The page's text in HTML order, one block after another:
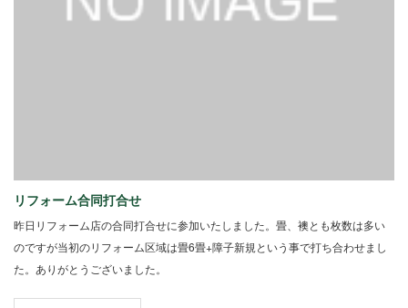
リフォーム合同打合せ
昨日リフォーム店の合同打合せに参加いたしました。畳、襖とも枚数は多い
のですが当初のリフォーム区域は畳6畳+障子新規という事で打ち合わせまし
た。ありがとうございました。